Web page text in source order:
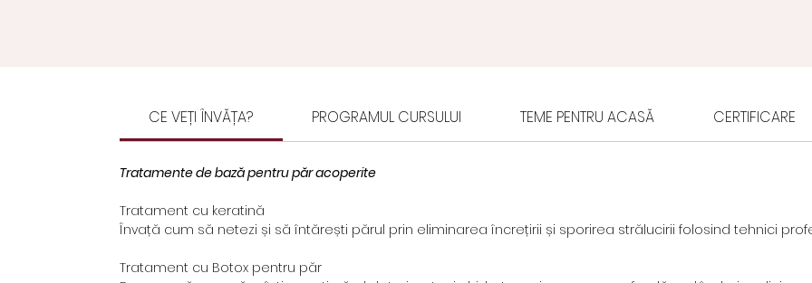
CE VEȚI ÎNVĂȚA? PROGRAMUL CURSULUI TEME PENTRU ACASĂ CERTIFICARE
Tratamente de bază pentru păr acoperite
Tratament cu keratină
Învață cum să netezi și să întărești părul prin eliminarea încrețirii și sporirea strălucirii folosind tehnici
Tratament cu Botox pentru păr